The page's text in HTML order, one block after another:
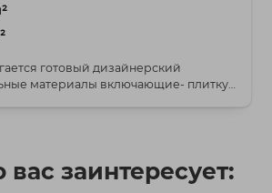
готовый дизайнерский
материалы включающие- плитку
заинтересует: